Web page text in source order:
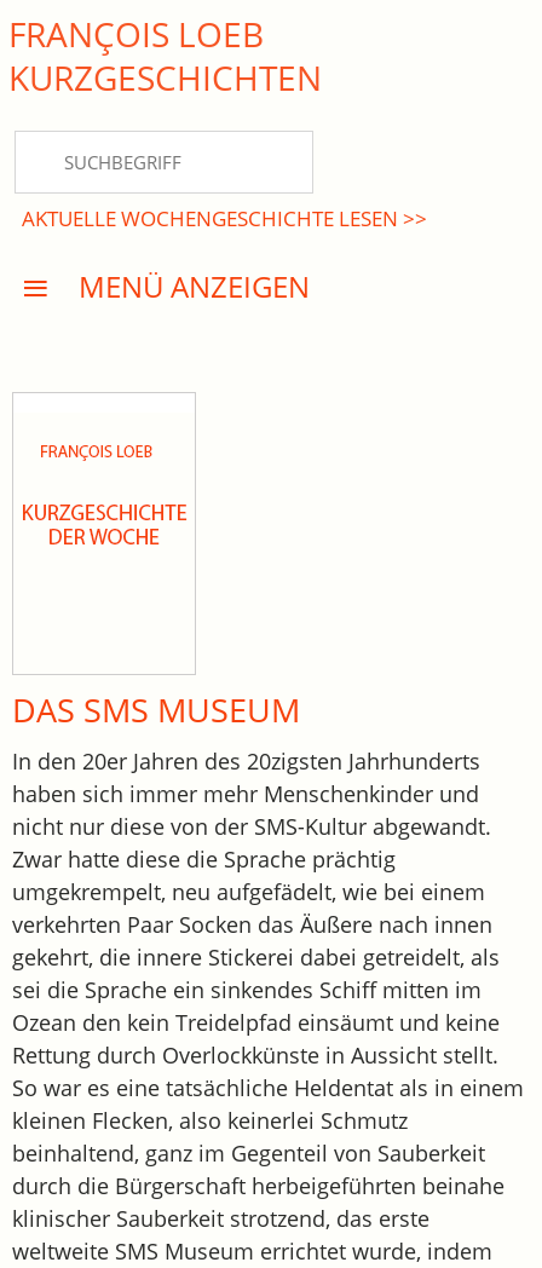
close Submenü
KURZGESCHICHTEN
DREISATZROMANE
PRESSE
FRANÇOIS LOEB
KURZ­GESCHICHTEN
AKTUELLE WOCHENGESCHICHTE LESEN >>
MENÜ ANZEIGEN
DAS SMS MUSEUM
In den 20er Jahren des 20zigsten Jahrhunderts
haben sich immer mehr Menschenkinder und
nicht nur diese von der SMS-Kultur abgewandt.
Zwar hatte diese die Sprache prächtig
umgekrempelt, neu aufgefädelt, wie bei einem
verkehrten Paar Socken das Äußere nach innen
gekehrt, die innere Stickerei dabei getreidelt, als
sei die Sprache ein sinkendes Schiff mitten im
Ozean den kein Treidelpfad einsäumt und keine
Rettung durch Overlockkünste in Aussicht stellt.
So war es eine tatsächliche Heldentat als in einem
kleinen Flecken, also keinerlei Schmutz
beinhaltend, ganz im Gegenteil von Sauberkeit
durch die Bürgerschaft herbeigeführten beinahe
klinischer Sauberkeit strotzend, das erste
weltweite SMS Museum errichtet wurde, indem